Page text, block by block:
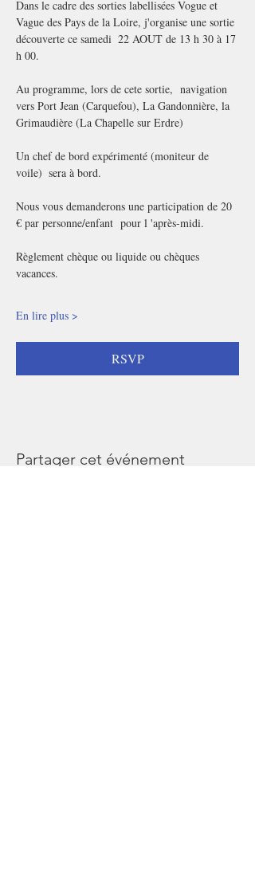
Dans le cadre des sorties labellisées Vogue et
Vague des Pays de la Loire, j'organise une sortie
découverte ce samedi  22 AOUT de 13 h 30 à 17
h 00.
Au programme, lors de cete sortie,  navigation
vers Port Jean (Carquefou), La Gandonnière, la
Grimaudière (La Chapelle sur Erdre)
Un chef de bord expérimenté (moniteur de
voile)  sera à bord.
Nous vous demanderons une participation de 20
€ par personne/enfant  pour l 'après-midi.
Règlement chèque ou liquide ou chèques
vacances.
En lire plus >
RSVP
Partager cet événement